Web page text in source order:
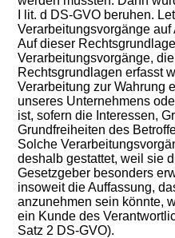
I lit. d DS-GVO beruhen.
Verarbeitungsvorgänge auf
Auf dieser
Verarbeitungsvorgänge,
Rechtsgrundlagen erfasst
Verarbeitung zur Wahrung
unseres Unternehmens
ist, sofern die Interessen,
Grundfreiheiten des
Solche
deshalb gestattet, weil sie
Gesetzgeber besonders
insoweit die Auffassung,
anzunehmen sein könnte,
ein Kunde des
Satz 2 DS-GVO).